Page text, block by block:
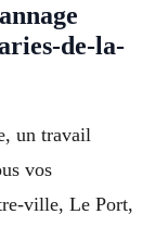
de-la-
un travail
vos
ville, Le Port,